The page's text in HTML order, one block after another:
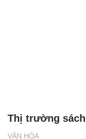
VĂN HÓA
Thị trường